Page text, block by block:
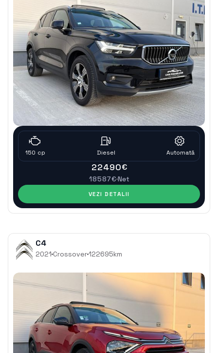
150 cp Diesel Automatǎ
22490€
18587€Net
VEZI DETALII
C4
2021 Crossover122695km